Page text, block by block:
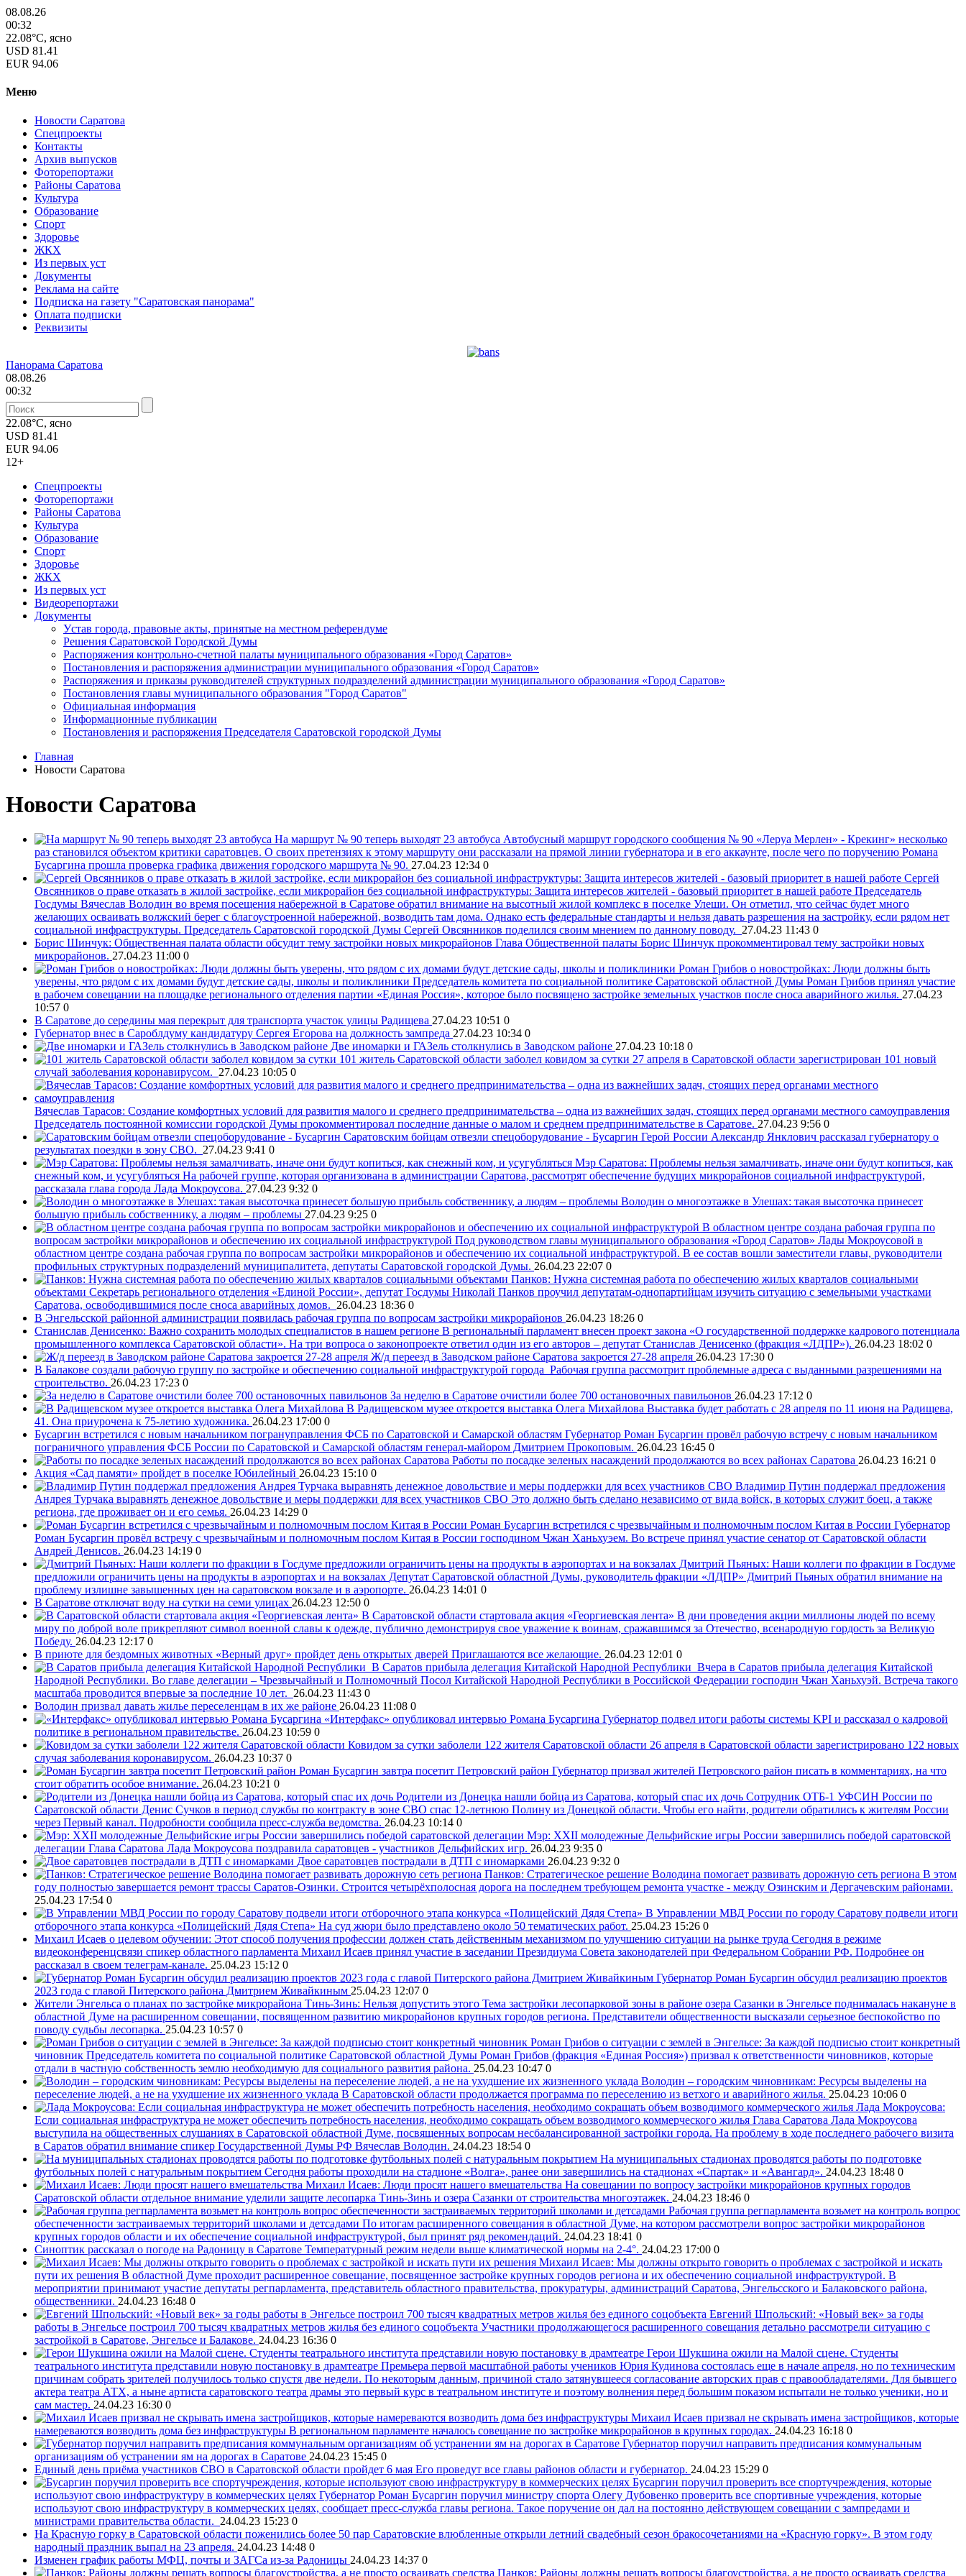
08.08.26
00:32
22.08°C, ясно
USD 81.41
EUR 94.06
Меню
Новости Саратова
Спецпроекты
Контакты
Архив выпусков
Фоторепортажи
Районы Саратова
Культура
Образование
Спорт
Здоровье
ЖКХ
Из пеpвых уст
Документы
Реклама на сайте
Подписка на газету "Саратовская панорама"
Оплата подписки
Реквизиты
Панорама Саратова
08.08.26
00:32
22.08°C, ясно
USD 81.41
EUR 94.06
12+
Спецпроекты
Фоторепортажи
Районы Саратова
Культура
Образование
Спорт
Здоровье
ЖКХ
Из пеpвых уст
Видеорепортажи
Документы
Уcтав города, правовые акты, принятые на местном референдуме
Решения Саратовской Городской Думы
Распоряжения контрольно-счетной палаты муниципального образования «Город Саратов»
Постановления и распоряжения администрации муниципального образования «Город Саратов»
Распоряжения и приказы руководителей структурных подразделений администрации муниципального образования «Город Саратов»
Постановления главы муниципального образования "Город Саратов"
Официальная информация
Информационные публикации
Постановления и распоряжения Председателя Саратовской городской Думы
Главная
Новости Саратова
Новости Саратова
На маршрут № 90 теперь выходят 23 автобуса Автобусный маршрут городского сообщения № 90 «Леруа Мерлен» - Крекинг» несколько
раз становился объектом критики саратовцев. О своих претензиях к этому маршруту они рассказали на прямой линии губернатора и в его аккаунте, после чего по поручению Романа
Бусаргина прошла проверка графика движения городского маршрута № 90. 27.04.23 12:34 0
Сергей
Овсянников о праве отказать в жилой застройке, если микрорайон без социальной инфраструктуры: Защита интересов жителей - базовый приоритет в нашей работе Председатель
Госдумы Вячеслав Володин во время посещения набережной в Саратове обратил внимание на высотный жилой комплекс в поселке Улеши. Он отметил, что сейчас будет много
желающих осваивать волжский берег с благоустроенной набережной, возводить там дома. Однако есть федеральные стандарты и нельзя давать разрешения на застройку, если рядом нет
социальной инфраструктуры. Председатель Саратовской городской Думы Сергей Овсянников поделился своим мнением по данному поводу. 27.04.23 11:43 0
Борис Шинчук: Общественная палата области обсудит тему застройки новых микрорайонов Глава Общественной палаты Борис Шинчук прокомментировал тему застройки новых
микрорайонов. 27.04.23 11:00 0
Роман Грибов о новостройках: Люди должны быть
уверены, что рядом с их домами будут детские сады, школы и поликлиники Председатель комитета по социальной политике Саратовской областной Думы Роман Грибов принял участие
в рабочем совещании на площадке регионального отделения партии «Единая Россия», которое было посвящено застройке земельных участков после сноса аварийного жилья. 27.04.23
10:57 0
В Саратове до середины мая перекрыт для транспорта участок улицы Радищева 27.04.23 10:51 0
Губернатор внес в Сароблдуму кандидатуру Сергея Егорова на должность зампреда 27.04.23 10:34 0
Две иномарки и ГАЗель столкнулись в Заводском районе 27.04.23 10:18 0
101 житель Саратовской области заболел ковидом за сутки 27 апреля в Саратовской области зарегистрирован 101 новый
случай заболевания коронавирусом. 27.04.23 10:05 0
Вячеслав Тарасов: Создание комфортных условий для развития малого и среднего предпринимательства – одна из важнейших задач, стоящих перед органами местного самоуправления
Председатель постоянной комиссии городской Думы прокомментировал последние данные о малом и среднем предпринимательстве в Саратове. 27.04.23 9:56 0
Саратовским бойцам отвезли спецоборудование - Бусаргин Герой России Александр Янклович рассказал губернатору о
результатах поездки в зону СВО. 27.04.23 9:41 0
Мэр Саратова: Проблемы нельзя замалчивать, иначе они будут копиться, как
снежный ком, и усугубляться На рабочей группе, которая организована в администрации Саратова, рассмотрят обеспечение будущих микрорайонов социальной инфраструктурой,
рассказала глава города Лада Мокроусова. 27.04.23 9:32 0
Володин о многоэтажке в Улешах: такая высоточка принесет
большую прибыль собственнику, а людям – проблемы 27.04.23 9:25 0
В областном центре создана рабочая группа по
вопросам застройки микрорайонов и обеспечению их социальной инфраструктурой Под руководством главы муниципального образования «Город Саратов» Лады Мокроусовой в
областном центре создана рабочая группа по вопросам застройки микрорайонов и обеспечению их социальной инфраструктурой. В ее состав вошли заместители главы, руководители
профильных структурных подразделений муниципалитета, депутаты Саратовской городской Думы. 26.04.23 22:07 0
Панков: Нужна системная работа по обеспечению жилых кварталов социальными
объектами Секретарь регионального отделения «Единой России», депутат Госдумы Николай Панков проучил депутатам-однопартийцам изучить ситуацию с земельными участками
Саратова, освободившимися после сноса аварийных домов. 26.04.23 18:36 0
В Энгельсской районной администрации появилась рабочая группа по вопросам застройки микрорайонов 26.04.23 18:26 0
Станислав Денисенко: Важно сохранить молодых специалистов в нашем регионе В региональный парламент внесен проект закона «О государственной поддержке кадрового потенциала
промышленного комплекса Саратовской области». На три вопроса о законопроекте ответил один из его авторов – депутат Станислав Денисенко (фракция «ЛДПР»). 26.04.23 18:02 0
Ж/д переезд в Заводском районе Саратова закроется 27-28 апреля 26.04.23 17:30 0
В Балакове создали рабочую группу по застройке и обеспечению социальной инфраструктурой города Рабочая группа рассмотрит проблемные адреса с выданными разрешениями на
строительство. 26.04.23 17:23 0
За неделю в Саратове очистили более 700 остановочных павильонов 26.04.23 17:12 0
В Радищевском музее откроется выставка Олега Михайлова Выставка будет работать с 28 апреля по 11 июня на Радищева,
41. Она приурочена к 75-летию художника. 26.04.23 17:00 0
Бусаргин встретился с новым начальником погрануправления ФСБ по Саратовской и Самарской областям Губернатор Роман Бусаргин провёл рабочую встречу с новым начальником
пограничного управления ФСБ России по Саратовской и Самарской областям генерал-майором Дмитрием Прокоповым. 26.04.23 16:45 0
Работы по посадке зеленых насаждений продолжаются во всех районах Саратова 26.04.23 16:21 0
Акция «Сад памяти» пройдет в поселке Юбилейный 26.04.23 15:10 0
Владимир Путин поддержал предложения
Андрея Турчака выравнять денежное довольствие и меры поддержки для всех участников СВО Это должно быть сделано независимо от вида войск, в которых служит боец, а также
региона, где проживает он и его семья. 26.04.23 14:29 0
Роман Бусаргин встретился с чрезвычайным и полномочным послом Китая в России Губернатор
Роман Бусаргин провёл встречу с чрезвычайным и полномочным послом Китая в России господином Чжан Ханьхуэем. Во встрече принял участие сенатор от Саратовской области
Андрей Денисов. 26.04.23 14:19 0
Дмитрий Пьяных: Наши коллеги по фракции в Госдуме
предложили ограничить цены на продукты в аэропортах и на вокзалах Депутат Саратовской областной Думы, руководитель фракции «ЛДПР» Дмитрий Пьяных обратил внимание на
проблему излишне завышенных цен на саратовском вокзале и в аэропорте. 26.04.23 14:01 0
В Саратове отключат воду на сутки на семи улицах 26.04.23 12:50 0
В Саратовской области стартовала акция «Георгиевская лента» В дни проведения акции миллионы людей по всему
миру по доброй воле прикрепляют символ военной славы к одежде, публично демонстрируя свое уважение к воинам, сражавшимся за Отечество, всенародную гордость за Великую
Победу. 26.04.23 12:17 0
В приюте для бездомных животных «Верный друг» пройдет день открытых дверей Приглашаются все желающие. 26.04.23 12:01 0
В Саратов прибыла делегация Китайской Народной Республики Вчера в Саратов прибыла делегация Китайской
Народной Республики. Во главе делегации – Чрезвычайный и Полномочный Посол Китайской Народной Республики в Российской Федерации господин Чжан Ханьхуэй. Встреча такого
масштаба проводится впервые за последние 10 лет. 26.04.23 11:43 0
Володин призвал давать жилье переселенцам в их же районе 26.04.23 11:08 0
«Интерфакс» опубликовал интервью Романа Бусаргина Губернатор подвел итоги работы системы KPI и рассказал о кадровой
политике в региональном правительстве. 26.04.23 10:59 0
Ковидом за сутки заболели 122 жителя Саратовской области 26 апреля в Саратовской области зарегистрировано 122 новых
случая заболевания коронавирусом. 26.04.23 10:37 0
Роман Бусаргин завтра посетит Петровский район Губернатор призвал жителей Петровского район писать в комментариях, на что
стоит обратить особое внимание. 26.04.23 10:21 0
Родители из Донецка нашли бойца из Саратова, который спас их дочь Сотрудник ОТБ-1 УФСИН России по
Саратовской области Денис Сучков в период службы по контракту в зоне СВО спас 12-летнюю Полину из Донецкой области. Чтобы его найти, родители обратились к жителям России
через Первый канал. Подробности сообщила пресс-служба ведомства. 26.04.23 10:14 0
Мэр: XXII молодежные Дельфийские игры России завершились победой саратовской
делегации Глава Саратова Лада Мокроусова поздравила саратовцев - участников Дельфийских игр. 26.04.23 9:35 0
Двое саратовцев пострадали в ДТП с иномарками 26.04.23 9:32 0
Панков: Стратегическое решение Володина помогает развивать дорожную сеть региона В этом
году полностью завершается ремонт трассы Саратов-Озинки. Строится четырёхполосная дорога на последнем требующем ремонта участке - между Озинским и Дергачевским районами.
25.04.23 17:54 0
В Управлении МВД России по городу Саратову подвели итоги
отборочного этапа конкурса «Полицейский Дядя Степа» На суд жюри было представлено около 50 тематических работ. 25.04.23 15:26 0
Михаил Исаев о целевом обучении: Этот способ получения профессии должен стать действенным механизмом по улучшению ситуации на рынке труда Сегодня в режиме
видеоконференцсвязи спикер областного парламента Михаил Исаев принял участие в заседании Президиума Совета законодателей при Федеральном Собрании РФ. Подробнее он
рассказал в своем телеграм-канале. 25.04.23 15:12 0
Губернатор Роман Бусаргин обсудил реализацию проектов
2023 года с главой Питерского района Дмитрием Живайкиным 25.04.23 12:07 0
Жители Энгельса о планах по застройке микрорайона Тинь-Зинь: Нельзя допустить этого Тема застройки лесопарковой зоны в районе озера Сазанки в Энгельсе поднималась накануне в
областной Думе на расширенном совещании, посвященном развитию микрорайонов крупных городов региона. Представители общественности высказали серьезное беспокойство по
поводу судьбы лесопарка. 25.04.23 10:57 0
Роман Грибов о ситуации с землей в Энгельсе: За каждой подписью стоит конкретный
чиновник Председатель комитета по социальной политике Саратовской областной Думы Роман Грибов (фракция «Единая Россия») призвал к ответственности чиновников, которые
отдали в частную собственность землю необходимую для социального развития района. 25.04.23 10:47 0
Володин – городским чиновникам: Ресурсы выделены на
переселение людей, а не на ухудшение их жизненного уклада В Саратовской области продолжается программа по переселению из ветхого и аварийного жилья. 25.04.23 10:06 0
Лада Мокроусова:
Если социальная инфраструктура не может обеспечить потребность населения, необходимо сокращать объем возводимого коммерческого жилья Глава Саратова Лада Мокроусова
выступила на общественных слушаниях в Саратовской областной Думе, посвященных вопросам несбалансированной застройки города. На проблему в ходе последнего рабочего визита
в Саратов обратил внимание спикер Государственной Думы РФ Вячеслав Володин. 24.04.23 18:54 0
На муниципальных стадионах проводятся работы по подготовке
футбольных полей с натуральным покрытием Сегодня работы проходили на стадионе «Волга», ранее они завершились на стадионах «Спартак» и «Авангард». 24.04.23 18:48 0
Михаил Исаев: Люди просят нашего вмешательства На совещании по вопросу застройки микрорайонов крупных городов
Саратовской области отдельное внимание уделили защите лесопарка Тинь-Зинь и озера Сазанки от строительства многоэтажек. 24.04.23 18:46 0
Рабочая группа регпарламента возьмет на контроль вопрос
обеспеченности застраиваемых территорий школами и детсадами По итогам расширенного совещания в областной Думе, на котором рассмотрели вопрос застройки микрорайонов
крупных городов области и их обеспечение социальной инфраструктурой, был принят ряд рекомендаций. 24.04.23 18:41 0
Синоптик рассказал о погоде на Радоницу в Саратове Температурный режим недели выше климатической нормы на 2-4°. 24.04.23 17:00 0
Михаил Исаев: Мы должны открыто говорить о проблемах с застройкой и искать
пути их решения В областной Думе проходит расширенное совещание, посвященное застройке крупных городов региона и их обеспечению социальной инфраструктурой. В
мероприятии принимают участие депутаты регпарламента, представитель областного правительства, прокуратуры, администраций Саратова, Энгельсского и Балаковского района,
общественники. 24.04.23 16:48 0
Евгений Шпольский: «Новый век» за годы
работы в Энгельсе построил 700 тысяч квадратных метров жилья без единого соцобъекта Участники продолжающегося расширенного совещания детально рассмотрели ситуацию с
застройкой в Саратове, Энгельсе и Балакове. 24.04.23 16:36 0
Герои Шукшина ожили на Малой сцене. Студенты
театрального института представили новую постановку в драмтеатре Премьера первой масштабной работы учеников Юрия Кудинова состоялась еще в начале апреля, но по техническим
причинам собрать зрителей получилось только спустя две недели. По некоторым данным, причиной стало затянувшееся согласование авторских прав с правообладателями. Для бывшего
актера театра АТХ, а ныне артиста саратовского театра драмы это первый курс в театральном институте и поэтому волнения перед большим показом испытали не только ученики, но и
сам мастер. 24.04.23 16:30 0
Михаил Исаев призвал не скрывать имена застройщиков, которые
намереваются возводить дома без инфраструктуры В региональном парламенте началось совещание по застройке микрорайонов в крупных городах. 24.04.23 16:18 0
Губернатор поручил направить предписания коммунальным
организациям об устранении ям на дорогах в Саратове 24.04.23 15:45 0
Единый день приёма участников СВО в Саратовской области пройдет 6 мая Его проведут все главы районов области и губернатор. 24.04.23 15:29 0
Бусаргин поручил проверить все спортучреждения, которые
используют свою инфраструктуру в коммерческих целях Губернатор Роман Бусаргин поручил министру спорта Олегу Дубовенко проверить все спортивные учреждения, которые
используют свою инфраструктуру в коммерческих целях, сообщает пресс-служба главы региона. Такое поручение он дал на постоянно действующем совещании с зампредами и
министрами правительства области. 24.04.23 15:23 0
На Красную горку в Саратовской области поженились более 50 пар Саратовские влюбленные открыли летний свадебный сезон бракосочетаниями на «Красную горку». В этом году
народный праздник выпал на 23 апреля. 24.04.23 14:48 0
Изменен график работы МФЦ, почты и ЗАГСа из-за Радоницы 24.04.23 14:37 0
Панков: Районы должны решать вопросы благоустройства, а не просто осваивать средства